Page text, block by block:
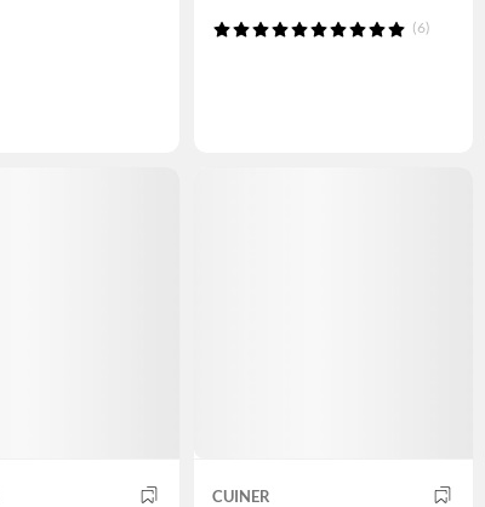
(6)
CUINER